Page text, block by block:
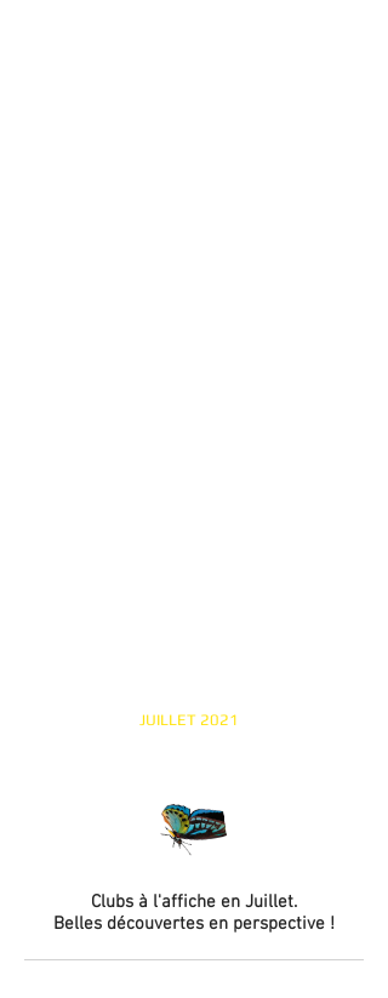
JUILLET 2021
Clubs à l'affiche en Juillet.
Belles découvertes en perspective !